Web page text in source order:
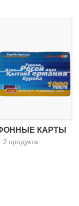
КАРТЫ
2 продукта